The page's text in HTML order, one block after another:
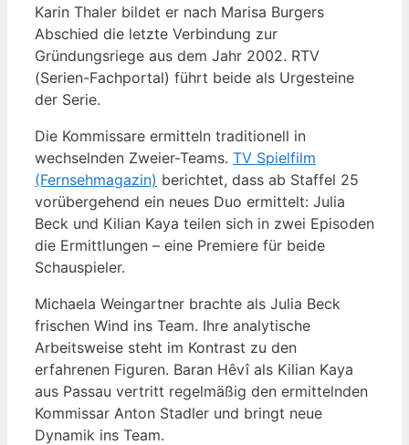
Karin Thaler bildet er nach Marisa Burgers
Abschied die letzte Verbindung zur
Gründungsriege aus dem Jahr 2002. RTV
(Serien-Fachportal) führt beide als Urgesteine
der Serie.
Die Kommissare ermitteln traditionell in
wechselnden Zweier-Teams. TV Spielfilm
(Fernsehmagazin) berichtet, dass ab Staffel 25
vorübergehend ein neues Duo ermittelt: Julia
Beck und Kilian Kaya teilen sich in zwei Episoden
die Ermittlungen – eine Premiere für beide
Schauspieler.
Michaela Weingartner brachte als Julia Beck
frischen Wind ins Team. Ihre analytische
Arbeitsweise steht im Kontrast zu den
erfahrenen Figuren. Baran Hêvî als Kilian Kaya
aus Passau vertritt regelmäßig den ermittelnden
Kommissar Anton Stadler und bringt neue
Dynamik ins Team.